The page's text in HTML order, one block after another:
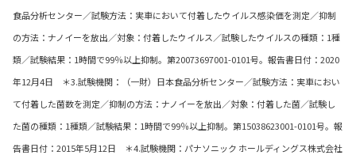
食品分析センター／試験方法：実車において付着したウイルス感染価を測定／抑制
の方法：ナノイーを放出／対象：付着したウイルス／試験したウイルスの種類：1種
類／試験結果：1時間で99％以上抑制。第20073697001-0101号。報告書日付：2020
年12月4日 ＊3.試験機関：（一財）日本食品分析センター／試験方法：実車におい
て付着した菌数を測定／抑制の方法：ナノイーを放出／対象：付着した菌／試験し
た菌の種類：1種類／試験結果：1時間で99％以上抑制。第15038623001-0101号。報
告書日付：2015年5月12日 ＊4.試験機関：パナソニック ホールディングス株式会社